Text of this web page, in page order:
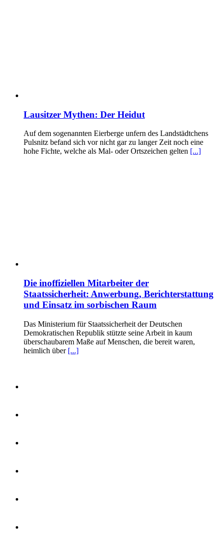
Lausitzer Mythen: Der Heidut
Auf dem sogenannten Eierberge unfern des Landstädtchens
Pulsnitz befand sich vor nicht gar zu langer Zeit noch eine
hohe Fichte, welche als Mal- oder Ortszeichen gelten [...]
Die inoffiziellen Mitarbeiter der
Staatssicherheit: Anwerbung, Berichterstattung
und Einsatz im sorbischen Raum
Das Ministerium für Staatssicherheit der Deutschen
Demokratischen Republik stützte seine Arbeit in kaum
überschaubarem Maße auf Menschen, die bereit waren,
heimlich über [...]